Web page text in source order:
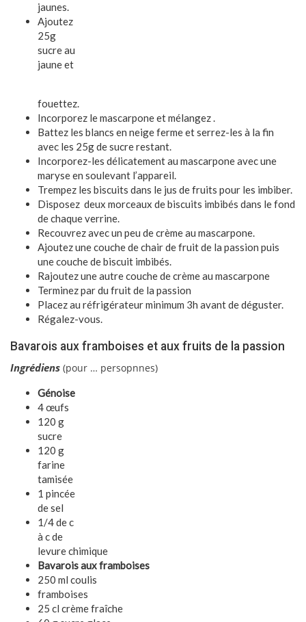
jaunes.
Ajoutez
25g
sucre au
jaune et
fouettez.
Incorporez le mascarpone et mélangez .
Battez les blancs en neige ferme et serrez-les à la fin
avec les 25g de sucre restant.
Incorporez-les délicatement au mascarpone avec une
maryse en soulevant l’appareil.
Trempez les biscuits dans le jus de fruits pour les imbiber.
Disposez deux morceaux de biscuits imbibés dans le fond
de chaque verrine.
Recouvrez avec un peu de crème au mascarpone.
Ajoutez une couche de chair de fruit de la passion puis
une couche de biscuit imbibés.
Rajoutez une autre couche de crème au mascarpone
Terminez par du fruit de la passion
Placez au réfrigérateur minimum 3h avant de déguster.
Régalez-vous.
Bavarois aux framboises et aux fruits de la passion
Ingrédiens (pour … persopnnes)
Génoise
4 œufs
120 g
sucre
120 g
farine
tamisée
1 pincée
de sel
1/4 de c
à c de
levure chimique
Bavarois aux framboises
250 ml coulis
framboises
25 cl crème fraîche